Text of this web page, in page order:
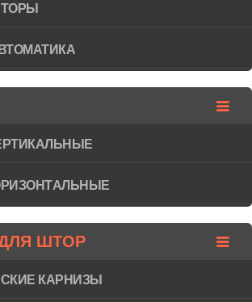
ШТОР
КАРНИЗЫ